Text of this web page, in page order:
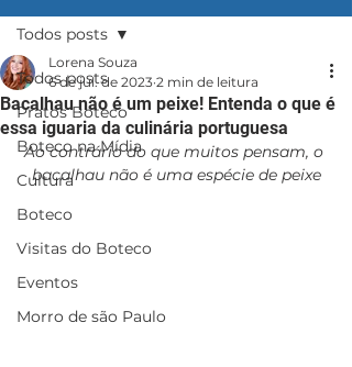
Todos posts
Pratos Boteco
Boteco na Mídia
Cultura
Boteco
Visitas do Boteco
Eventos
Morro de são Paulo
Todos posts
Bacalhau não é um peixe! Entenda o que é
essa iguaria da culinária portuguesa
Lorena Souza
6 de jul. de 2023 2 min de leitura
Ao contrário do que muitos pensam, o
bacalhau não é uma espécie de peixe